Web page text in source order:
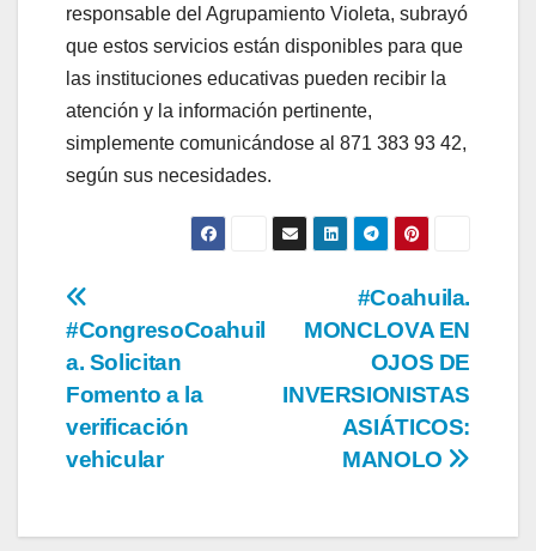
responsable del Agrupamiento Violeta, subrayó
que estos servicios están disponibles para que
las instituciones educativas pueden recibir la
atención y la información pertinente,
simplemente comunicándose al 871 383 93 42,
según sus necesidades.
Navegación
de
entradas
#Coahuila.
MONCLOVA EN
OJOS DE
INVERSIONISTAS
ASIÁTICOS:
MANOLO
#CongresoCoahuil
a. Solicitan
Fomento a la
verificación
vehicular